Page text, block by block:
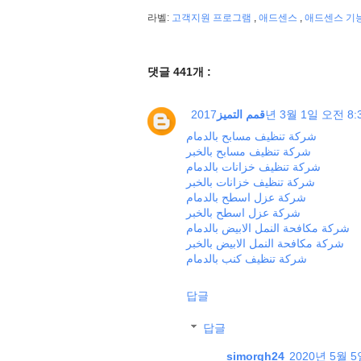
라벨: 고객지원 프로그램 , 애드센스 , 애드센스 기
댓글 441개 :
قمم التميز2017년 3월 1일 오전
شركة تنظيف مسابح بالدمام
شركة تنظيف مسابح بالخبر
شركة تنظيف خزانات بالدمام
شركة تنظيف خزانات بالخبر
شركة عزل اسطح بالدمام
شركة عزل اسطح بالخبر
شركة مكافحة النمل الابيض بالدمام
شركة مكافحة النمل الابيض بالخبر
شركة تنظيف كنب بالدمام
답글
답글
simorgh24 2020년 5월 5